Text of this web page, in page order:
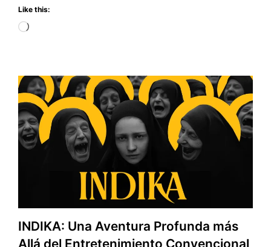
Like this:
Loading…
INDIKA: Una Aventura Profunda más
Allá del Entretenimiento Convencional